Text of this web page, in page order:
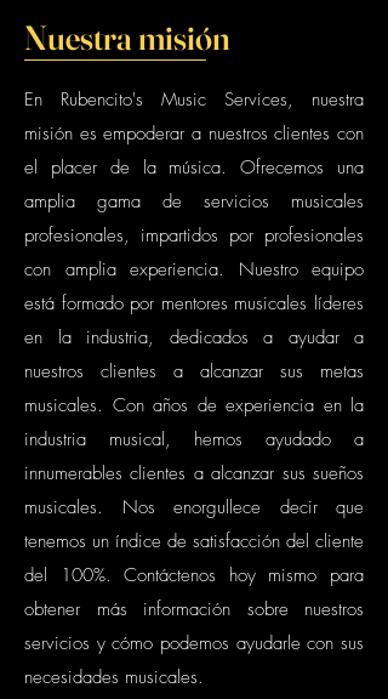
Nuestra misión
En Rubencito's Music Services, nuestra
misión es empoderar a nuestros clientes con
el placer de la música. Ofrecemos una
amplia gama de servicios musicales
profesionales, impartidos por profesionales
con amplia experiencia. Nuestro equipo
está formado por mentores musicales líderes
en la industria, dedicados a ayudar a
nuestros clientes a alcanzar sus metas
musicales. Con años de experiencia en la
industria musical, hemos ayudado a
innumerables clientes a alcanzar sus sueños
musicales. Nos enorgullece decir que
tenemos un índice de satisfacción del cliente
del 100%. Contáctenos hoy mismo para
obtener más información sobre nuestros
servicios y cómo podemos ayudarle con sus
necesidades musicales.